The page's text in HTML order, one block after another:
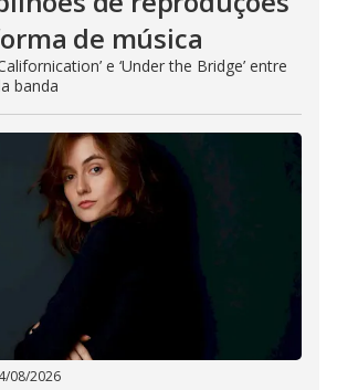
de música
e ‘Under the Bridge’ entre
banda
08/2026